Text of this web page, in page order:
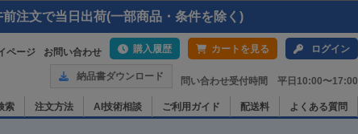
注文で当日出荷(一部商品・条件を除く)
ページ お問い合わせ 購入履歴 カートを見る ログイン
納品書ダウンロード 問い合わせ受付時間 平日10:00〜17:00
索 注文方法 AI技術相談 ご利用ガイド 配送料 よくある質問